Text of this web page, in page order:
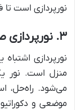
نورپردازی است
۳. نورپردازی صرفاً سقفی
نورپردازی
منزل است. نور
می‌شود. راه‌حل،
موضعی و